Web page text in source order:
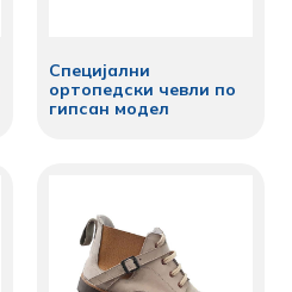
Специјални
ортопедски чевли по
гипсан модел